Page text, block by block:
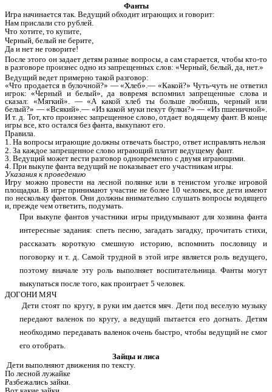
Фанты
Игра начинается так. Ведущий обходит играющих и говорит:
Нам прислали сто рублей.
Что хотите, то купите,
Черный, белый не берите,
Да и нет не говорите!
После этого он задает детям разные вопросы, а сам старается, чтобы кто-то
в разговоре произнес одно из запрещенных слов: «Черный, белый, да, нет.»
Ведущий ведет примерно такой разговор:
«Что продается в булочной?» — «Хлеб».— «Какой?» Чуть-чуть не ответил
игрок: «Черный и белый», да вовремя вспомнил запрещенные слова и
сказал: «Мягкий». — «А какой хлеб ты больше любишь, черный или
белый?» — «Всякий».— «Из какой муки пекут булки?» — «Из пшеничной».
И т. д. Тот, кто произнес запрещенное слово, отдает водящему фант. В конце
игры все, кто остался без фанта, выкупают его.
Правила.
1. На вопросы играющие должны отвечать быстро, ответ исправлять нельзя
2. За каждое запрещенное слово играющий платит ведущему фант.
3. Ведущий может вести разговор одновременно с двумя играющими.
4. При выкупе фанта ведущий не показывает его участникам игры.
Указания к проведению
Игру можно провести на лесной полянке или в тенистом уголке игровой
площадки. В игре принимают участие не более 10 человек, все дети имеют
по нескольку фантов. Они должны внимательно слушать вопросы водящего
и, прежде чем ответить, подумать.
При выкупе фантов участники игры придумывают для хозяина фанта
интересные задания: спеть песню, загадать загадку, прочитать стихи,
рассказать короткую смешную историю, вспомнить пословицу и
поговорку и т. д. Самой трудной в этой игре является роль ведущего,
поэтому вначале эту роль выполняет воспитательница. Фанты могут
выкупаться после того, как проиграет 5 человек.
ДОГОНИ МЯЧ
Дети стоят по кругу, в руки им дается мяч. Дети под веселую музыку
передают валенок по кругу, а ведущий пытается его догнать. Детям
необходимо передавать валенок очень быстро, чтобы ведущий не смог
его отобрать.
Зайцы и лиса
Дети выполняют движения по тексту.
По лесной лужайке
Разбежались зайки.